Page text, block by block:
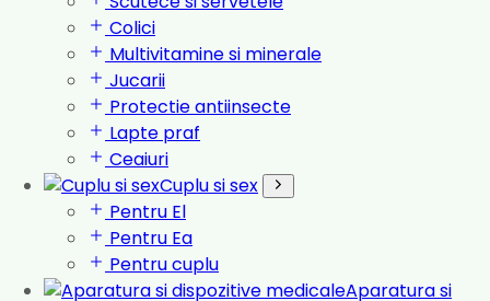
Colici
Multivitamine si minerale
Jucarii
Protectie antiinsecte
Lapte praf
Ceaiuri
Cuplu si sex
Pentru El
Pentru Ea
Pentru cuplu
Aparatura si